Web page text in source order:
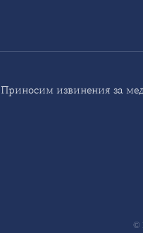
Приносим извинения за
©